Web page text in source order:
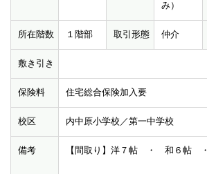
み）
所在階数 １階部 取引形態 仲介
敷き引き
保険料 住宅総合保険加入要
校区 内中原小学校／第一中学校
備考 【間取り】洋７帖 ・ 和６帖